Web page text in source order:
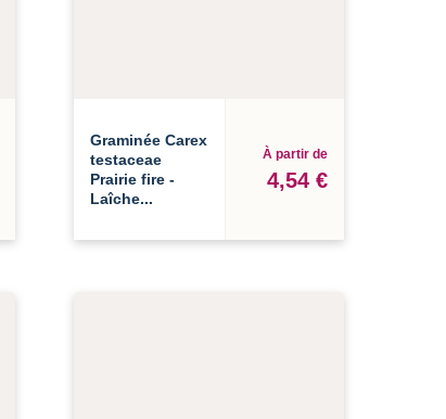
Graminée Carex
testaceae
Prairie fire -
Laîche...
À partir de
4,54 €